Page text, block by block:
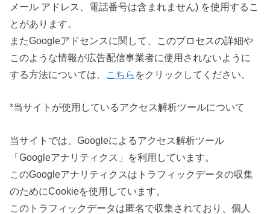
メール アドレス、電話番号は含まれません) を使用するこ
とがあります。
またGoogleアドセンスに関して、このプロセスの詳細や
このような情報が広告配信事業者に使用されないように
する方法については、 こちら をクリックしてください。
*当サイトが使用しているアクセス解析ツールについて
当サイトでは、Googleによるアクセス解析ツール
「Googleアナリティクス」を利用しています。
このGoogleアナリティクスはトラフィックデータの収集
のためにCookieを使用しています。
このトラフィックデータは匿名で収集されており、個人